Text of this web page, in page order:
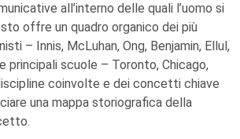
all’interno delle quali l’uomo si
offre un quadro organico dei più
– Innis, McLuhan, Ong, Benjamin, Ellul,
principali scuole – Toronto, Chicago,
coinvolte e dei concetti chiave
una mappa storiografica della